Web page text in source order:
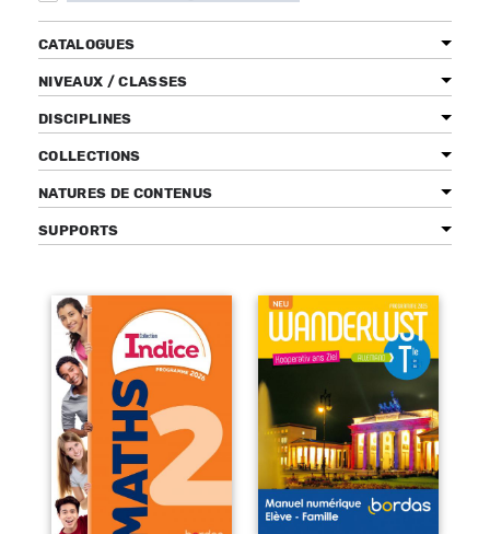
Téléchargez des ressources gratuites
CATALOGUES
NIVEAUX / CLASSES
DISCIPLINES
COLLECTIONS
NATURES DE CONTENUS
SUPPORTS